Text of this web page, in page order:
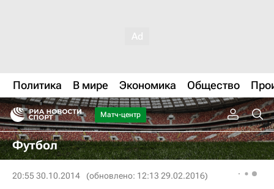
Политика В мире Экономика Общество
Матч-центр
Футбол
20:55 30.10.2014 (обновлено: 12:13 29.02.2016)